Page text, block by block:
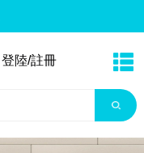
登陸/註冊